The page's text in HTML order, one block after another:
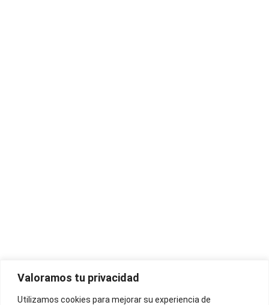
Valoramos tu privacidad
Utilizamos cookies para mejorar su experiencia de